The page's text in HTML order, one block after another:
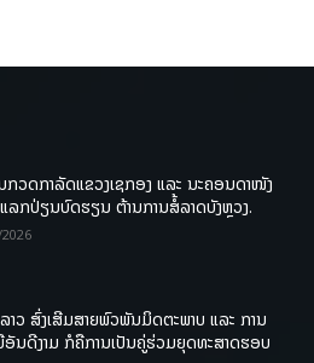
ກວດກາລັດແຂວງເຊກອງ ແລະ ນະຄອນດາໜັງ
ລກປ່ຽນບົດຮຽນ ຕ້ານການສໍ້ລາດບັງຫຼວງ.
າວ ສົ່ງເສີມສາຍພົວພັນມິດຕະພາບ ແລະ ການ
ນດີງາມ ກໍຄືການເປັນຄູ່ຮ່ວມຍຸດທະສາດຮອບ